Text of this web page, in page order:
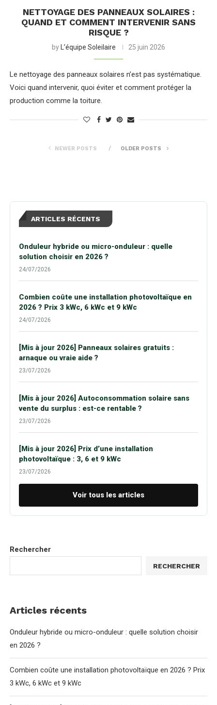
NETTOYAGE DES PANNEAUX SOLAIRES :
QUAND ET COMMENT INTERVENIR SANS
RISQUE ?
by L’équipe Soleilaire 25 juin 2026
Le nettoyage des panneaux solaires n’est pas systématique.
Voici quand intervenir, quoi éviter et comment protéger la
production comme la toiture.
NEWER POSTS OLDER POSTS
ARTICLES RÉCENTS
Onduleur hybride ou micro-onduleur : quelle
solution choisir en 2026 ?
24/07/2026
Combien coûte une installation photovoltaïque en
2026 ? Prix 3 kWc, 6 kWc et 9 kWc
24/07/2026
[Mis à jour 2026] Panneaux solaires gratuits :
arnaque ou vraie aide ?
23/07/2026
[Mis à jour 2026] Autoconsommation solaire sans
vente du surplus : est-ce rentable ?
23/07/2026
[Mis à jour 2026] Prix d’une installation
photovoltaïque : 3, 6 et 9 kWc
23/07/2026
Voir tous les articles
Rechercher
RECHERCHER
Articles récents
Onduleur hybride ou micro-onduleur : quelle solution choisir
en 2026 ?
Combien coûte une installation photovoltaïque en 2026 ? Prix
3 kWc, 6 kWc et 9 kWc